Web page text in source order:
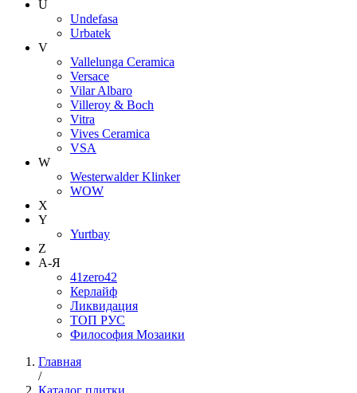
U
Undefasa
Urbatek
V
Vallelunga Ceramica
Versace
Vilar Albaro
Villeroy & Boch
Vitra
Vives Ceramica
VSA
W
Westerwalder Klinker
WOW
X
Y
Yurtbay
Z
А-Я
41zero42
Керлайф
Ликвидация
ТОП РУС
Философия Мозаики
Главная
/
Каталог плитки